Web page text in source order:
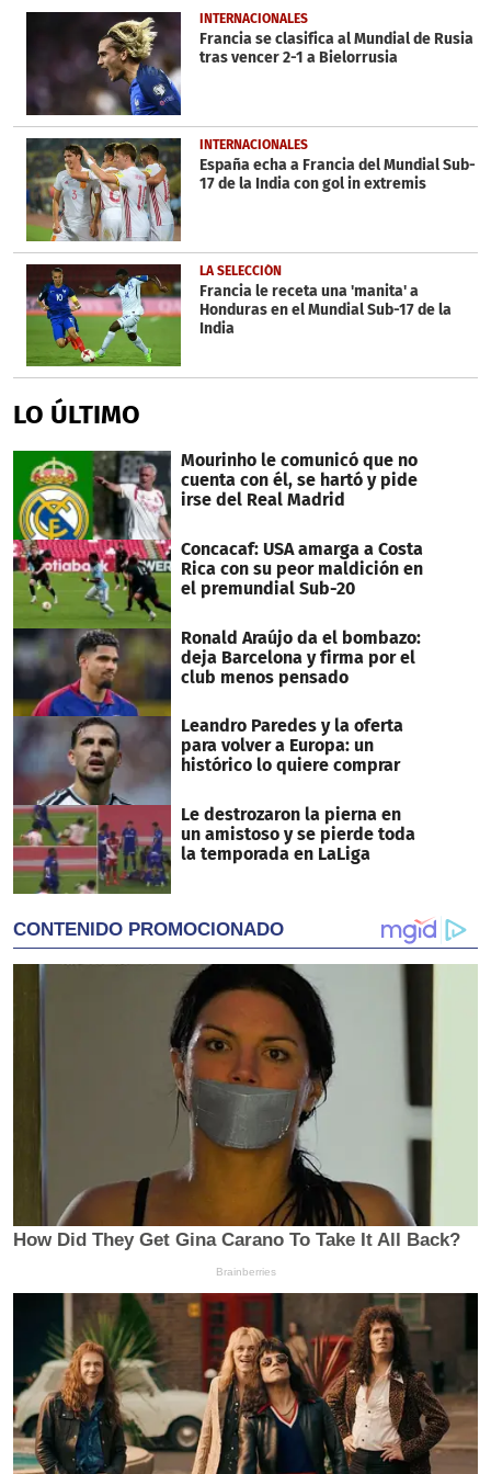
1
seconds
INTERNACIONALES
Francia se clasifica al Mundial de Rusia
tras vencer 2-1 a Bielorrusia
INTERNACIONALES
España echa a Francia del Mundial Sub-
17 de la India con gol in extremis
LA SELECCIÓN
Francia le receta una 'manita' a
Honduras en el Mundial Sub-17 de la
India
LO ÚLTIMO
Mourinho le comunicó que no
cuenta con él, se hartó y pide
irse del Real Madrid
Concacaf: USA amarga a Costa
Rica con su peor maldición en
el premundial Sub-20
Ronald Araújo da el bombazo:
deja Barcelona y firma por el
club menos pensado
Leandro Paredes y la oferta
para volver a Europa: un
histórico lo quiere comprar
Le destrozaron la pierna en
un amistoso y se pierde toda
la temporada en LaLiga